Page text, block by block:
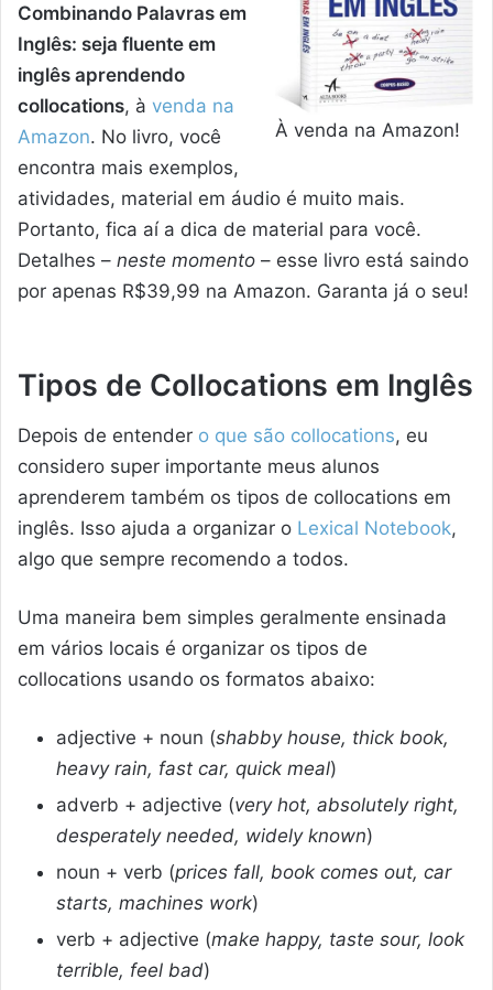
À venda na Amazon!
Combinando Palavras em
Inglês: seja fluente em
inglês aprendendo
collocations, à venda na
Amazon. No livro, você
encontra mais exemplos,
atividades, material em áudio é muito mais.
Portanto, fica aí a dica de material para você.
Detalhes – neste momento – esse livro está saindo
por apenas R$39,99 na Amazon. Garanta já o seu!
Tipos de Collocations em Inglês
Depois de entender o que são collocations, eu
considero super importante meus alunos
aprenderem também os tipos de collocations em
inglês. Isso ajuda a organizar o Lexical Notebook,
algo que sempre recomendo a todos.
Uma maneira bem simples geralmente ensinada
em vários locais é organizar os tipos de
collocations usando os formatos abaixo:
adjective + noun (shabby house, thick book,
heavy rain, fast car, quick meal)
adverb + adjective (very hot, absolutely right,
desperately needed, widely known)
noun + verb (prices fall, book comes out, car
starts, machines work)
verb + adjective (make happy, taste sour, look
terrible, feel bad)